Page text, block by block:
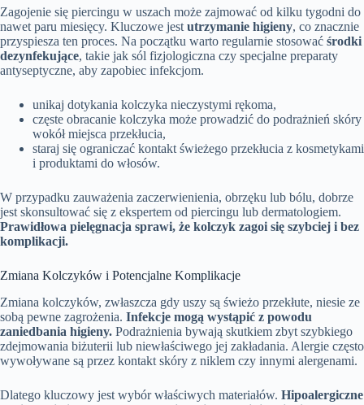
Zagojenie się piercingu w uszach może zajmować od kilku tygodni do
nawet paru miesięcy. Kluczowe jest utrzymanie higieny, co znacznie
przyspiesza ten proces. Na początku warto regularnie stosować środki
dezynfekujące, takie jak sól fizjologiczna czy specjalne preparaty
antyseptyczne, aby zapobiec infekcjom.
unikaj dotykania kolczyka nieczystymi rękoma,
częste obracanie kolczyka może prowadzić do podrażnień skóry
wokół miejsca przekłucia,
staraj się ograniczać kontakt świeżego przekłucia z kosmetykami
i produktami do włosów.
W przypadku zauważenia zaczerwienienia, obrzęku lub bólu, dobrze
jest skonsultować się z ekspertem od piercingu lub dermatologiem.
Prawidłowa pielęgnacja sprawi, że kolczyk zagoi się szybciej i bez
komplikacji.
Zmiana Kolczyków i Potencjalne Komplikacje
Zmiana kolczyków, zwłaszcza gdy uszy są świeżo przekłute, niesie ze
sobą pewne zagrożenia. Infekcje mogą wystąpić z powodu
zaniedbania higieny. Podrażnienia bywają skutkiem zbyt szybkiego
zdejmowania biżuterii lub niewłaściwego jej zakładania. Alergie często
wywoływane są przez kontakt skóry z niklem czy innymi alergenami.
Dlatego kluczowy jest wybór właściwych materiałów. Hipoalergiczne